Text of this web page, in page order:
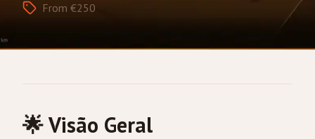
From €250
🌟 Visão Geral